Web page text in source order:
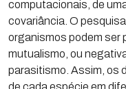
computacionais, de
covariância. O
organismos podem ser
mutualismo, ou
parasitismo. Assim, os
de cada espécie em